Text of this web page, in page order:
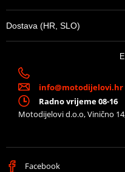
Dostava (HR, SLO)
info@motodijelovi.hr
Radno vrijeme 08-16
Motodijelovi d.o.o, Vinično
Facebook